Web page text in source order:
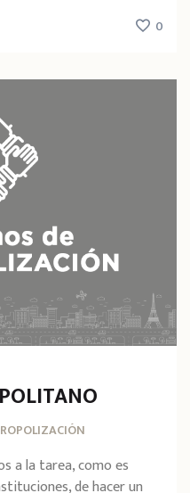
0
a la tarea, como es
de hacer un